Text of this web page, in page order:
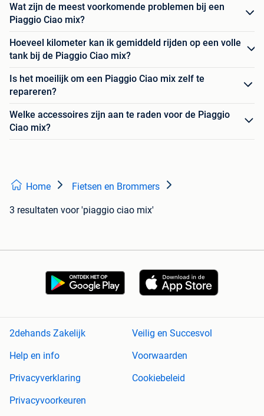
Wat zijn de meest voorkomende problemen bij een
Piaggio Ciao mix?
Hoeveel kilometer kan ik gemiddeld rijden op een volle
tank bij de Piaggio Ciao mix?
Is het moeilijk om een Piaggio Ciao mix zelf te
repareren?
Welke accessoires zijn aan te raden voor de Piaggio
Ciao mix?
Home Fietsen en Brommers
3 resultaten voor 'piaggio ciao mix'
2dehands Zakelijk
Veilig en Succesvol
Help en info
Voorwaarden
Privacyverklaring
Cookiebeleid
Privacyvoorkeuren